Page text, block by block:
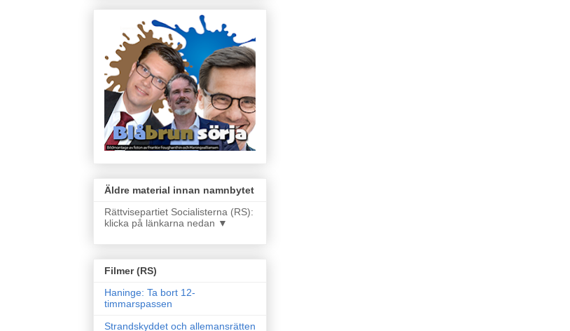
Äldre material innan namnbytet
Rättvisepartiet Socialisterna (RS):
klicka på länkarna nedan ▼
Filmer (RS)
Haninge: Ta bort 12-
timmarspassen
Strandskyddet och allemansrätten